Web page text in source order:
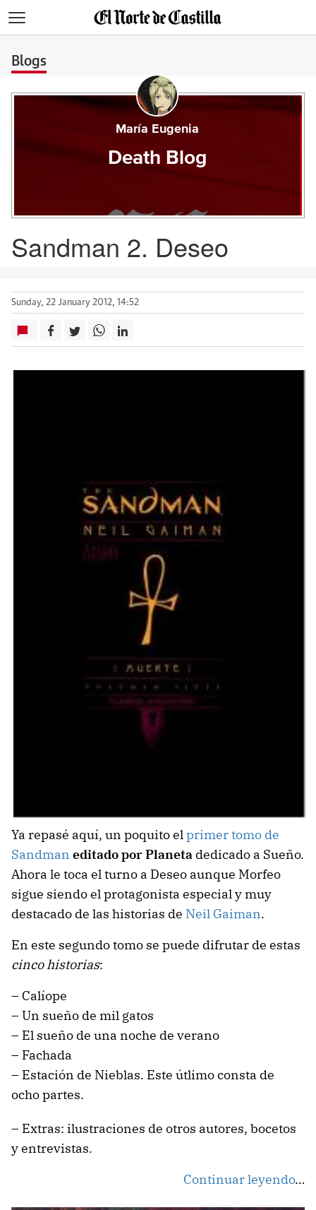
Blogs
María Eugenia
Death Blog
Sandman 2. Deseo
Sunday, 22 January 2012, 14:52
Ya repasé aquí, un poquito elprimer tomo de
Sandman editado por Planeta dedicado a Sueño.
Ahora le toca el turno a Deseo aunque Morfeo
sigue siendo el protagonista especial y muy
destacado de las historias de Neil Gaiman.
En este segundo tomo se puede difrutar de estas
cinco historias:
– Calíope
– Un sueño de mil gatos
– El sueño de una noche de verano
– Fachada
– Estación de Nieblas. Este útlimo consta de
ocho partes.
– Extras: ilustraciones de otros autores, bocetos
y entrevistas.
Continuar leyendo…